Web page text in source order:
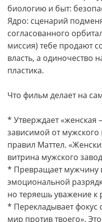
биологию и быт:
Ядро: сценарий
согласованного
миссия) тебе продают
власть, а одиночество
пластика.
Что фильм делает на
* Утверждает «женская
зависимой от
правил Маттел.
витрина мужского
* Превращает мужчину
эмоциональной
но теряешь уважение
* Перекладывает
мир против твоего».